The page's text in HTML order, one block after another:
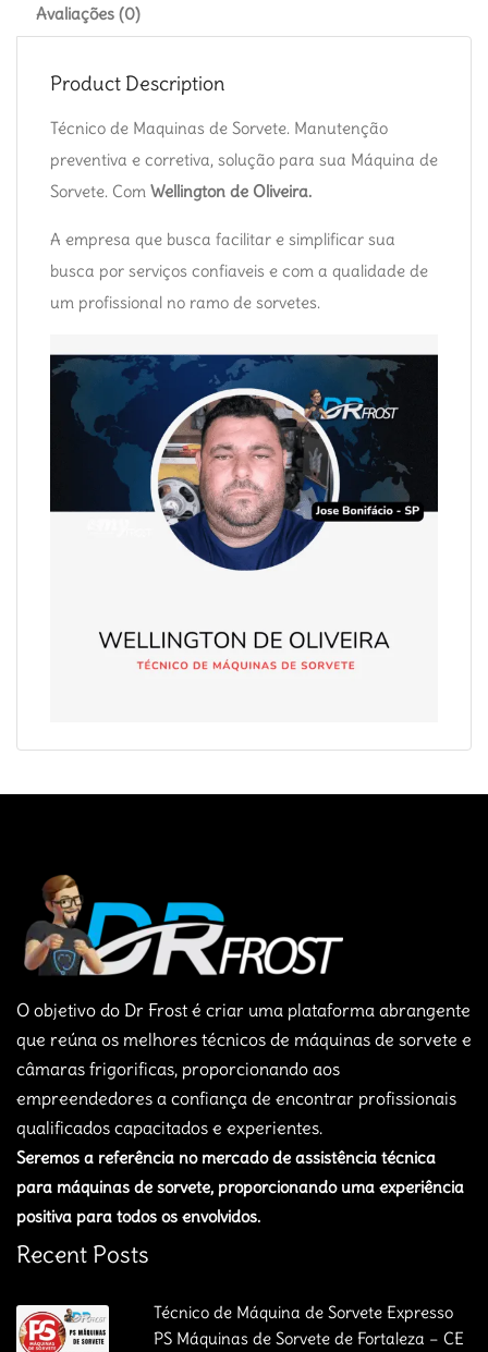
Avaliações (0)
Product Description
Técnico de Maquinas de Sorvete. Manutenção
preventiva e corretiva, solução para sua Máquina de
Sorvete. Com Wellington de Oliveira.
A empresa que busca facilitar e simplificar sua
busca por serviços confiaveis e com a qualidade de
um profissional no ramo de sorvetes.
O objetivo do Dr Frost é criar uma plataforma abrangente
que reúna os melhores técnicos de máquinas de sorvete e
câmaras frigorificas, proporcionando aos
empreendedores a confiança de encontrar profissionais
qualificados capacitados e experientes.
Seremos a referência no mercado de assistência técnica
para máquinas de sorvete, proporcionando uma experiência
positiva para todos os envolvidos.
Recent Posts
Técnico de Máquina de Sorvete Expresso
PS Máquinas de Sorvete de Fortaleza – CE